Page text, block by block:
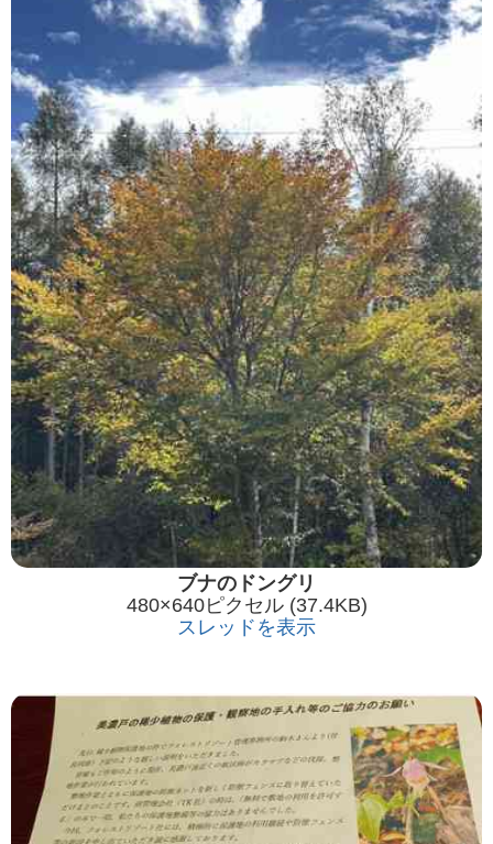
ブナのドングリ
480×640ピクセル (37.4KB)
スレッドを表示